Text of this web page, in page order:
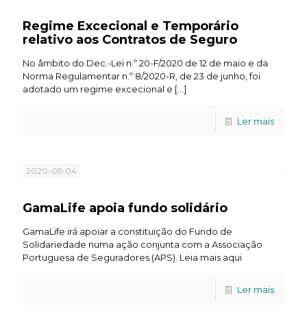
Regime Excecional e Temporário
relativo aos Contratos de Seguro
No âmbito do Dec.-Lei n.º 20-F/2020 de 12 de maio e da
Norma Regulamentar n.º 8/2020-R, de 23 de junho, foi
adotado um regime excecional e […]
Ler mais
2020-05-04
GamaLife apoia fundo solidário
GamaLife irá apoiar a constituição do Fundo de
Solidariedade numa ação conjunta com a Associação
Portuguesa de Seguradores (APS). Leia mais aqui
Ler mais